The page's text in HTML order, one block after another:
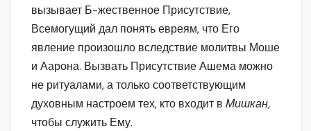
вызывает Б-жественное Присутствие,
Всемогущий дал понять евреям, что Его
явление произошло вследствие молитвы Моше
и Аарона. Вызвать Присутствие Ашема можно
не ритуалами, а только соответствующим
духовным настроем тех, кто входит в Мишкан,
чтобы служить Ему.